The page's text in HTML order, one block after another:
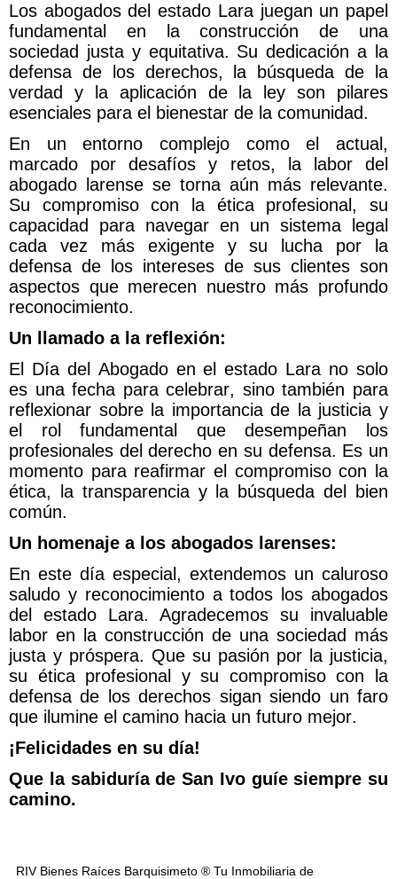
Los abogados del estado Lara juegan un papel
fundamental en la construcción de una
sociedad justa y equitativa. Su dedicación a la
defensa de los derechos, la búsqueda de la
verdad y la aplicación de la ley son pilares
esenciales para el bienestar de la comunidad.
En un entorno complejo como el actual,
marcado por desafíos y retos, la labor del
abogado larense se torna aún más relevante.
Su compromiso con la ética profesional, su
capacidad para navegar en un sistema legal
cada vez más exigente y su lucha por la
defensa de los intereses de sus clientes son
aspectos que merecen nuestro más profundo
reconocimiento.
Un llamado a la reflexión:
El Día del Abogado en el estado Lara no solo
es una fecha para celebrar, sino también para
reflexionar sobre la importancia de la justicia y
el rol fundamental que desempeñan los
profesionales del derecho en su defensa. Es un
momento para reafirmar el compromiso con la
ética, la transparencia y la búsqueda del bien
común.
Un homenaje a los abogados larenses:
En este día especial, extendemos un caluroso
saludo y reconocimiento a todos los abogados
del estado Lara. Agradecemos su invaluable
labor en la construcción de una sociedad más
justa y próspera. Que su pasión por la justicia,
su ética profesional y su compromiso con la
defensa de los derechos sigan siendo un faro
que ilumine el camino hacia un futuro mejor.
¡Felicidades en su día!
Que la sabiduría de San Ivo guíe siempre su
camino.
RIV Bienes Raíces Barquisimeto ® Tu Inmobiliaria de